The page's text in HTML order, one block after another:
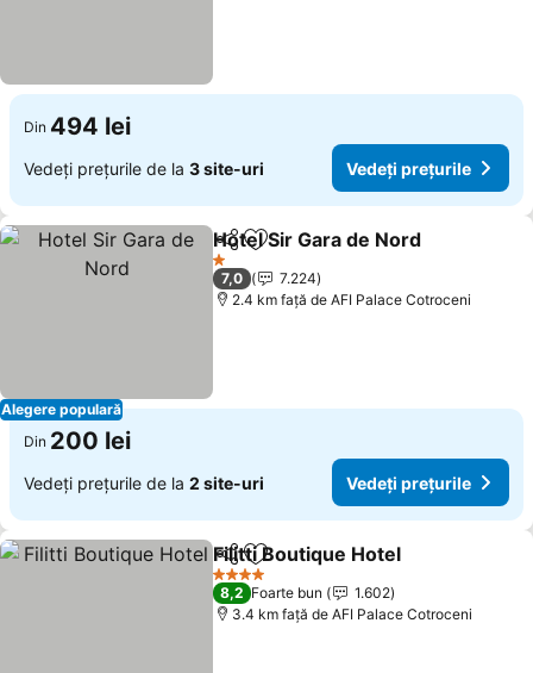
Din 494 lei
Vedeți prețurile de la 3 site-uri Vedeți prețurile
Alegere populară
DistribuițiAdăugaţi la favorite
Hotel Sir Gara de Nord
1 Stele
7,0
7.224
2.4 km faţă de AFI Palace Cotroceni
Din 200 lei
Vedeți prețurile de la 2 site-uri Vedeți prețurile
DistribuițiAdăugaţi la favorite
Filitti Boutique Hotel
4 Stele
8,2 Foarte bun
1.602
3.4 km faţă de AFI Palace Cotroceni